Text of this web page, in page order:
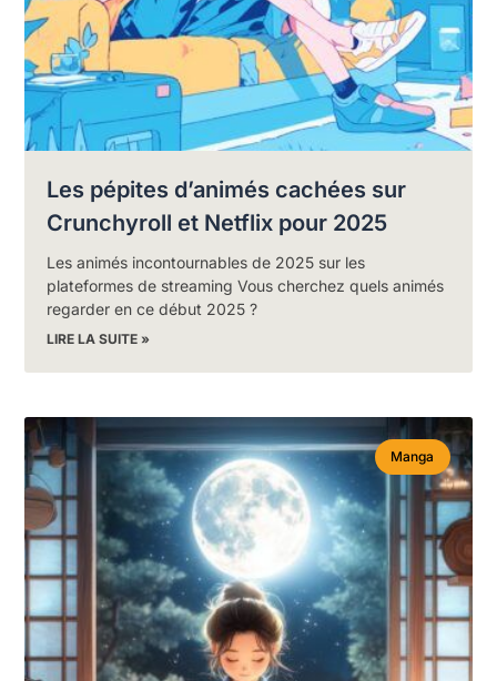
Les pépites d’animés cachées sur
Crunchyroll et Netflix pour 2025
Les animés incontournables de 2025 sur les
plateformes de streaming Vous cherchez quels animés
regarder en ce début 2025 ?
LIRE LA SUITE »
Manga